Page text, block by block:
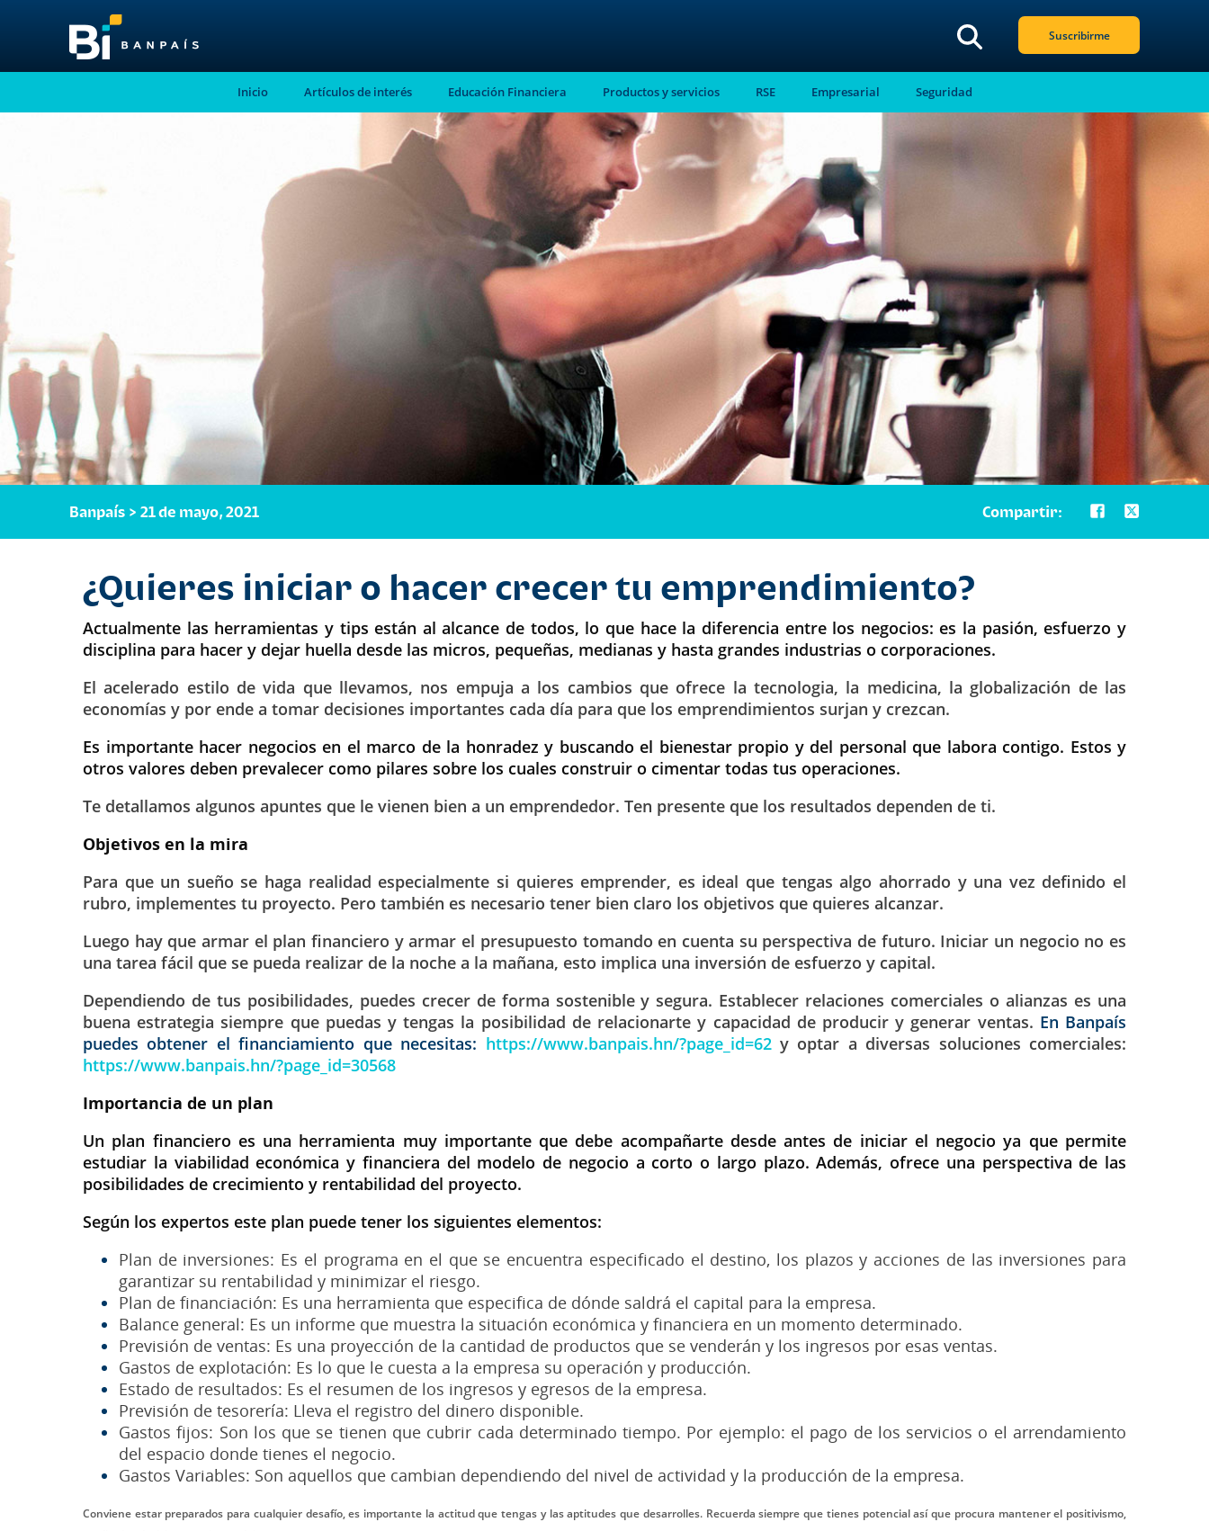
Suscribirme
¡No te pierdas nuestro
nuevo contenido!
Suscríbete a nuestro blog y recibe mensualmente en tu
correo electrónico, las noticias más relevantes.
Inicio Artículos de interés Educación Financiera Productos y servicios RSE Empresarial Seguridad
Banpaís > 21 de mayo, 2021 Compartir:
¿Quieres iniciar o hacer crecer tu emprendimiento?
Actualmente las herramientas y tips están al alcance de todos, lo que hace la diferencia entre los negocios: es la pasión, esfuerzo y
disciplina para hacer y dejar huella desde las micros, pequeñas, medianas y hasta grandes industrias o corporaciones.
El acelerado estilo de vida que llevamos, nos empuja a los cambios que ofrece la tecnologia, la medicina, la globalización de las
economías y por ende a tomar decisiones importantes cada día para que los emprendimientos surjan y crezcan.
Es importante hacer negocios en el marco de la honradez y buscando el bienestar propio y del personal que labora contigo. Estos y
otros valores deben prevalecer como pilares sobre los cuales construir o cimentar todas tus operaciones.
Te detallamos algunos apuntes que le vienen bien a un emprendedor. Ten presente que los resultados dependen de ti.
Objetivos en la mira
Para que un sueño se haga realidad especialmente si quieres emprender, es ideal que tengas algo ahorrado y una vez definido el
rubro, implementes tu proyecto. Pero también es necesario tener bien claro los objetivos que quieres alcanzar.
Luego hay que armar el plan financiero y armar el presupuesto tomando en cuenta su perspectiva de futuro. Iniciar un negocio no es
una tarea fácil que se pueda realizar de la noche a la mañana, esto implica una inversión de esfuerzo y capital.
Dependiendo de tus posibilidades, puedes crecer de forma sostenible y segura. Establecer relaciones comerciales o alianzas es una
buena estrategia siempre que puedas y tengas la posibilidad de relacionarte y capacidad de producir y generar ventas. En Banpaís
puedes obtener el financiamiento que necesitas: https://www.banpais.hn/?page_id=62y optar a diversas soluciones comerciales:
https://www.banpais.hn/?page_id=30568
Importancia de un plan
Un plan financiero es una herramienta muy importante que debe acompañarte desde antes de iniciar el negocio ya que permite
estudiar la viabilidad económica y financiera del modelo de negocio a corto o largo plazo. Además, ofrece una perspectiva de las
posibilidades de crecimiento y rentabilidad del proyecto.
Según los expertos este plan puede tener los siguientes elementos:
Plan de inversiones: Es el programa en el que se encuentra especificado el destino, los plazos y acciones de las inversiones para
garantizar su rentabilidad y minimizar el riesgo.
Plan de financiación: Es una herramienta que especifica de dónde saldrá el capital para la empresa.
Balance general: Es un informe que muestra la situación económica y financiera en un momento determinado.
Previsión de ventas: Es una proyección de la cantidad de productos que se venderán y los ingresos por esas ventas.
Gastos de explotación: Es lo que le cuesta a la empresa su operación y producción.
Estado de resultados: Es el resumen de los ingresos y egresos de la empresa.
Previsión de tesorería: Lleva el registro del dinero disponible.
Gastos fijos: Son los que se tienen que cubrir cada determinado tiempo. Por ejemplo: el pago de los servicios o el arrendamiento
del espacio donde tienes el negocio.
Gastos Variables: Son aquellos que cambian dependiendo del nivel de actividad y la producción de la empresa.
Conviene estar preparados para cualquier desafío, es importante la actitud que tengas y las aptitudes que desarrolles. Recuerda siempre que tienes potencial así que procura mantener el positivismo,